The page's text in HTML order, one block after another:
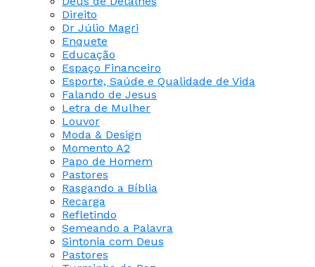
Direito
Dr Júlio Magri
Enquete
Educação
Espaço Financeiro
Esporte, Saúde e Qualidade de Vida
Falando de Jesus
Letra de Mulher
Louvor
Moda & Design
Momento A2
Papo de Homem
Pastores
Rasgando a Bíblia
Recarga
Refletindo
Semeando a Palavra
Sintonia com Deus
Pastores